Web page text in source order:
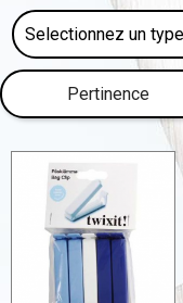
Pertinence